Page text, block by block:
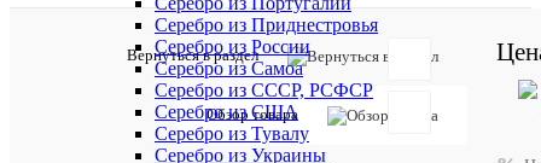
Серебро из Приднестровья
Серебро из России
Серебро из Самоа
Серебро из СССР, РСФСР
Серебро из США
Серебро из Тувалу
Серебро из Украины
Вернуться в раздел
Обзор товара